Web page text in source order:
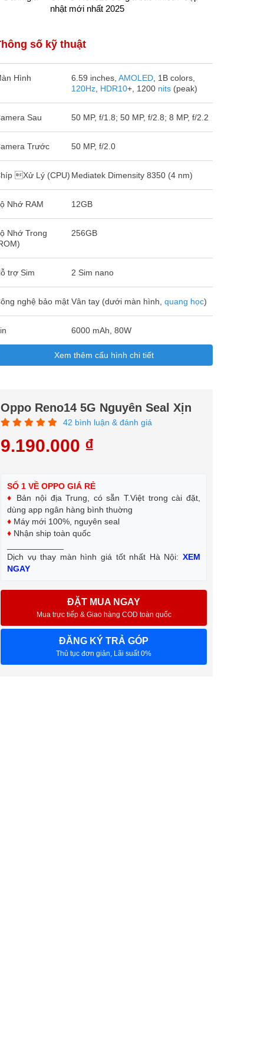
nhật mới nhất 2025
số kỹ thuật
Hình 6.59 inches, AMOLED, 1B colors,
120Hz, HDR10+, 1200 nits(peak)
Sau 50 MP, f/1.8; 50 MP, f/2.8; 8 MP, f/2.2
Trước 50 MP, f/2.0
Xử Lý (CPU) Mediatek Dimensity 8350 (4 nm)
Nhớ RAM 12GB
Nhớ Trong
256GB
trợ Sim 2 Sim nano
nghệ bảo mật Vân tay (dưới màn hình, quang học)
6000 mAh, 80W
Xem thêm cấu hình chi tiết
Oppo Reno14 5G Nguyên Seal Xịn
42 bình luận & đánh giá
9.190.000 ₫
SỐ 1 VỀ OPPO GIÁ RẺ
♦ Bản nội địa Trung, có sẵn T.Việt trong cài đặt,
dùng app ngân hàng bình thuờng
♦ Máy mới 100%, nguyên seal
♦ Nhận ship toàn quốc
Dịch vụ thay màn hình giá tốt nhất Hà Nội: XEM
NGAY
ĐẶT MUA NGAY
Mua trực tiếp & Giao hàng COD toàn quốc
ĐĂNG KÝ TRẢ GÓP
Thủ tục đơn giản, Lãi suất 0%